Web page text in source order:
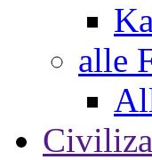
alle